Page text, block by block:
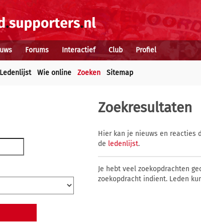
Forums Interactief Club Profiel
Ledenlijst Wie online Zoeken Sitemap
Zoekresultaten
Hier kan je nieuws en reacties
de ledenlijst.
Je hebt veel zoekopdrachten
zoekopdracht indient. Leden